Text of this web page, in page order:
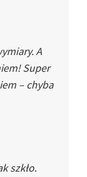
A
Super
– chyba
szkło.